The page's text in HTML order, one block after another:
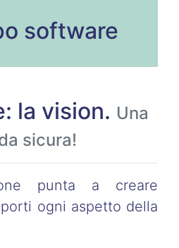
software
la vision. Una
sicura!
punta a creare
ogni aspetto della